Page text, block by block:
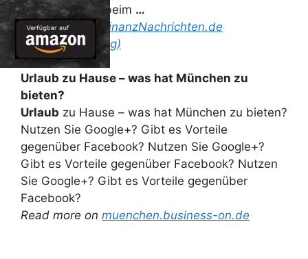
(AAA) exklusiv beim …
Read more on
FinanzNachrichten.de
(Pressemitteilung)
Urlaub zu Hause – was hat München zu
bieten?
Urlaub zu Hause – was hat München zu bieten?
Nutzen Sie Google+? Gibt es Vorteile
gegenüber Facebook? Nutzen Sie Google+?
Gibt es Vorteile gegenüber Facebook? Nutzen
Sie Google+? Gibt es Vorteile gegenüber
Facebook?
Read more on muenchen.business-on.de